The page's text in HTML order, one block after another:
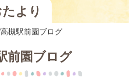
より
高槻駅前園ブログ
前園ブログ